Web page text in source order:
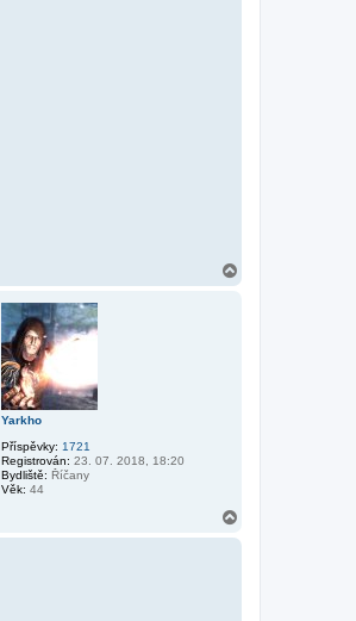
Yarkho
Příspěvky: 1721
Registrován: 23. 07. 2018, 18:20
Bydliště: Říčany
Věk: 44